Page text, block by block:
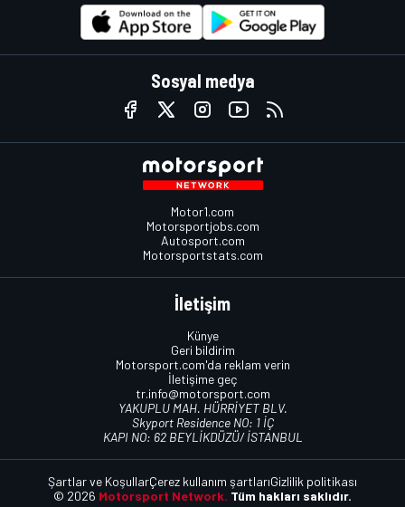
Sosyal medya
Motor1.com
Motorsportjobs.com
Autosport.com
Motorsportstats.com
İletişim
Künye
Geri bildirim
Motorsport.com'da reklam verin
İletişime geç
tr.info@motorsport.com
YAKUPLU MAH. HÜRRİYET BLV.
Skyport Residence NO: 1 İÇ
KAPI NO: 62 BEYLİKDÜZÜ/ İSTANBUL
© 2026 Motorsport Network. Tüm hakları saklıdır.
Şartlar ve KoşullarÇerez kullanım şartlarıGizlilik politikası